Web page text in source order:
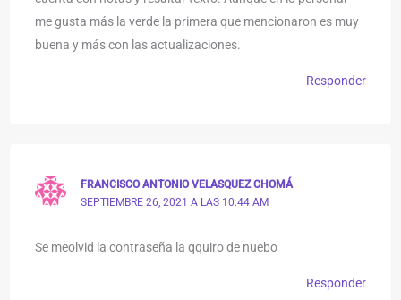
me gusta más la verde la primera que mencionaron es muy
buena y más con las actualizaciones.
Responder
FRANCISCO ANTONIO VELASQUEZ CHOMÁ
SEPTIEMBRE 26, 2021 A LAS 10:44 AM
Se meolvid la contraseña la qquiro de nuebo
Responder